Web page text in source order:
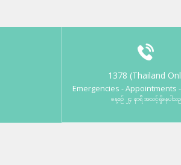
1378 (Thailand
Emergencies - Appointments
နေ့စဉ် ၂၄ နာရီ အသင့်ရှိနေပါသ